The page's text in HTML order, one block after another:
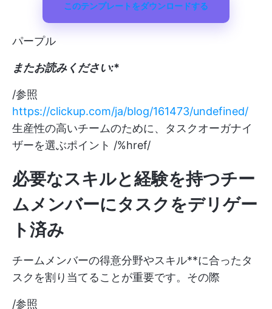
このテンプレートをダウンロードする
パープル
またお読みください:*
/参照
https://clickup.com/ja/blog/161473/undefined/
生産性の高いチームのために、タスクオーガナイ
ザーを選ぶポイント /%href/
必要なスキルと経験を持つチー
ムメンバーにタスクをデリゲー
ト済み
チームメンバーの得意分野やスキル**に合ったタ
スクを割り当てることが重要です。その際
/参照